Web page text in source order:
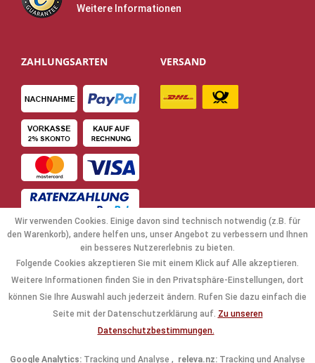
Weitere Informationen
ZAHLUNGSARTEN VERSAND
NAVIGATION
Wir verwenden Cookies. Einige davon sind technisch notwendig (z.B. für
den Warenkorb), andere helfen uns, unser Angebot zu verbessern und Ihnen
ein besseres Nutzererlebnis zu bieten.
Folgende Cookies akzeptieren Sie mit einem Klick auf Alle akzeptieren.
Weitere Informationen finden Sie in den Privatsphäre-Einstellungen, dort
können Sie Ihre Auswahl auch jederzeit ändern. Rufen Sie dazu einfach die
Seite mit der Datenschutzerklärung auf. Zu unseren
Datenschutzbestimmungen.
Google Analytics: Tracking und Analyse , releva.nz: Tracking und Analyse